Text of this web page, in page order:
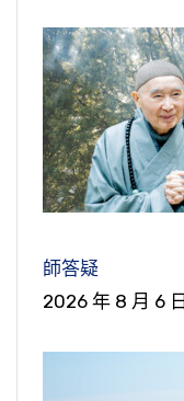
我們最初不相信
法界，光遍法界
香是從自性裡面
面生的，沒有不
節錄自：02-
清楚一點，不敢
育還重要，因果
利、大害，行善
「眾生三毒熾盛
的。為什麼要搞
節錄自：金剛般
的服裝。所以諸
裝是明朝人的服
出家人的衣服就
這件披衣，這才
會、講經的時候
面，這個要懂得
衣服是一樣的
別在此地。因為
所以現在穿上這
節錄自：大乘
菩薩應該格外憐
行菩薩道，這也
生都度。當然現
還難度，這是事
容易度了，這個
節錄自：淨土大
生的；換句話說
個就用在自己身
你的身體就健康
念頭所引起的，
胞，細胞是物質
毒，貪瞋痴慢疑
你的身體細胞
的根源。如果明
切法不貪、不瞋
師答疑
2026 年 8 月 6 日